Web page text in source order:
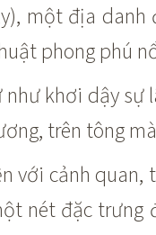
một địa
phong phú
khơi dậy
trên tông
với cảnh
nét đặc